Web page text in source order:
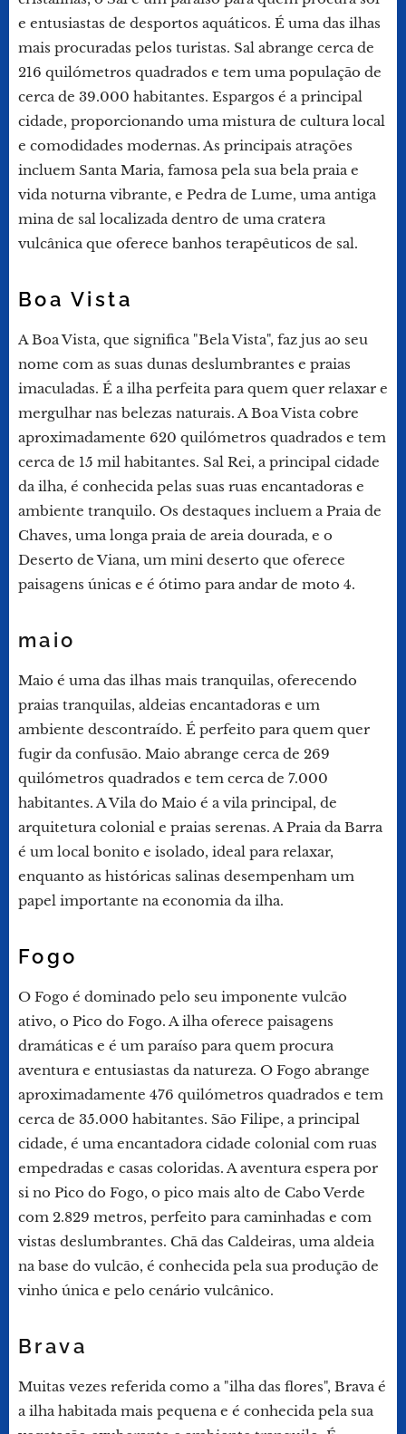
e entusiastas de desportos aquáticos. É uma das ilhas
mais procuradas pelos turistas. Sal abrange cerca de
216 quilómetros quadrados e tem uma população de
cerca de 39.000 habitantes. Espargos é a principal
cidade, proporcionando uma mistura de cultura local
e comodidades modernas. As principais atrações
incluem Santa Maria, famosa pela sua bela praia e
vida noturna vibrante, e Pedra de Lume, uma antiga
mina de sal localizada dentro de uma cratera
vulcânica que oferece banhos terapêuticos de sal.
Boa Vista
A Boa Vista, que significa "Bela Vista", faz jus ao seu
nome com as suas dunas deslumbrantes e praias
imaculadas. É a ilha perfeita para quem quer relaxar e
mergulhar nas belezas naturais. A Boa Vista cobre
aproximadamente 620 quilómetros quadrados e tem
cerca de 15 mil habitantes. Sal Rei, a principal cidade
da ilha, é conhecida pelas suas ruas encantadoras e
ambiente tranquilo. Os destaques incluem a Praia de
Chaves, uma longa praia de areia dourada, e o
Deserto de Viana, um mini deserto que oferece
paisagens únicas e é ótimo para andar de moto 4.
maio
Maio é uma das ilhas mais tranquilas, oferecendo
praias tranquilas, aldeias encantadoras e um
ambiente descontraído. É perfeito para quem quer
fugir da confusão. Maio abrange cerca de 269
quilómetros quadrados e tem cerca de 7.000
habitantes. A Vila do Maio é a vila principal, de
arquitetura colonial e praias serenas. A Praia da Barra
é um local bonito e isolado, ideal para relaxar,
enquanto as históricas salinas desempenham um
papel importante na economia da ilha.
Fogo
O Fogo é dominado pelo seu imponente vulcão
ativo, o Pico do Fogo. A ilha oferece paisagens
dramáticas e é um paraíso para quem procura
aventura e entusiastas da natureza. O Fogo abrange
aproximadamente 476 quilómetros quadrados e tem
cerca de 35.000 habitantes. São Filipe, a principal
cidade, é uma encantadora cidade colonial com ruas
empedradas e casas coloridas. A aventura espera por
si no Pico do Fogo, o pico mais alto de Cabo Verde
com 2.829 metros, perfeito para caminhadas e com
vistas deslumbrantes. Chã das Caldeiras, uma aldeia
na base do vulcão, é conhecida pela sua produção de
vinho única e pelo cenário vulcânico.
Brava
Muitas vezes referida como a "ilha das flores", Brava é
a ilha habitada mais pequena e é conhecida pela sua